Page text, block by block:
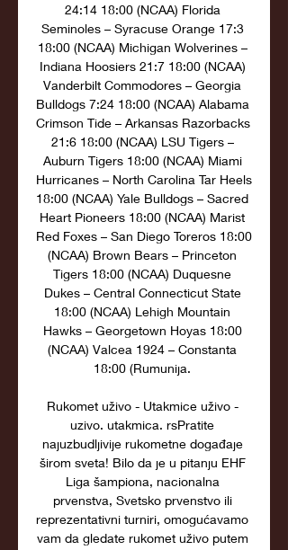
24:14 18:00 (NCAA) Florida
Seminoles – Syracuse Orange 17:3
18:00 (NCAA) Michigan Wolverines –
Indiana Hoosiers 21:7 18:00 (NCAA)
Vanderbilt Commodores – Georgia
Bulldogs 7:24 18:00 (NCAA) Alabama
Crimson Tide – Arkansas Razorbacks
21:6 18:00 (NCAA) LSU Tigers –
Auburn Tigers 18:00 (NCAA) Miami
Hurricanes – North Carolina Tar Heels
18:00 (NCAA) Yale Bulldogs – Sacred
Heart Pioneers 18:00 (NCAA) Marist
Red Foxes – San Diego Toreros 18:00
(NCAA) Brown Bears – Princeton
Tigers 18:00 (NCAA) Duquesne
Dukes – Central Connecticut State
18:00 (NCAA) Lehigh Mountain
Hawks – Georgetown Hoyas 18:00
(NCAA) Valcea 1924 – Constanta
18:00 (Rumunija.
Rukomet uživo - Utakmice uživo -
uzivo. utakmica. rsPratite
najuzbudljivije rukometne događaje
širom sveta! Bilo da je u pitanju EHF
Liga šampiona, nacionalna
prvenstva, Svetsko prvenstvo ili
reprezentativni turniri, omogućavamo
vam da gledate rukomet uživo putem